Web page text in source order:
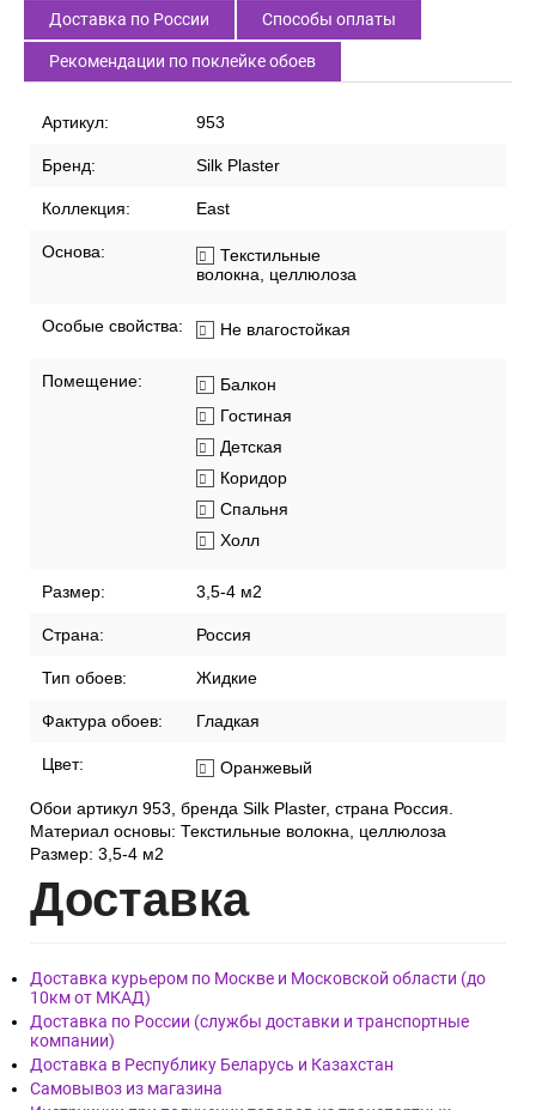
Доставка по России Способы оплаты
Рекомендации по поклейке обоев
Артикул: 953
Бренд: Silk Plaster
Коллекция: East
Основа:
Текстильные
волокна, целлюлоза
Особые свойства: Не влагостойкая
Помещение:
Балкон
Гостиная
Детская
Коридор
Спальня
Холл
Размер: 3,5-4 м2
Страна: Россия
Тип обоев: Жидкие
Фактура обоев: Гладкая
Цвет: Оранжевый
Обои артикул 953, бренда Silk Plaster, страна Россия.
Материал основы: Текстильные волокна, целлюлоза
Размер: 3,5-4 м2
Доставка
Доставка курьером по Москве и Московской области (до
10км от МКАД)
Доставка по России (службы доставки и транспортные
компании)
Доставка в Республику Беларусь и Казахстан
Самовывоз из магазина